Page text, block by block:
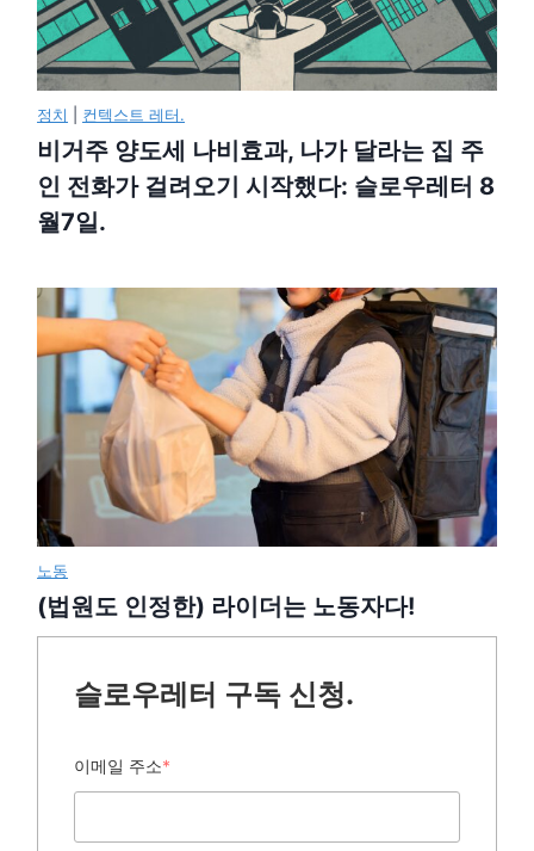
정치 컨텍스트 레터.
비거주 양도세 나비효과, 나가 달라는 집 주
인 전화가 걸려오기 시작했다: 슬로우레터 8
월7일.
노동
(법원도 인정한) 라이더는 노동자다!
슬로우레터 구독 신청.
이메일 주소*